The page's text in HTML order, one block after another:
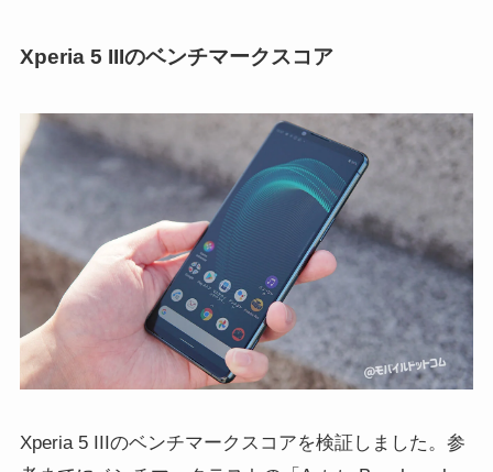
Xperia 5 IIIのベンチマークスコア
Xperia 5 IIIのベンチマークスコアを検証しました。参